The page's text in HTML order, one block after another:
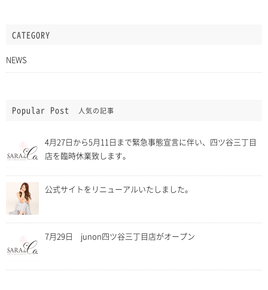
CATEGORY
NEWS
Popular Post 人気の記事
4月27日から5月11日まで緊急事態宣言に伴い、四ツ谷三丁目
店を臨時休業致します。
公式サイトをリニューアルいたしました。
7月29日 junon四ツ谷三丁目店がオープン